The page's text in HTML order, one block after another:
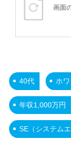
画面
40代 ホ
年収1,000万円
SE（システムエ